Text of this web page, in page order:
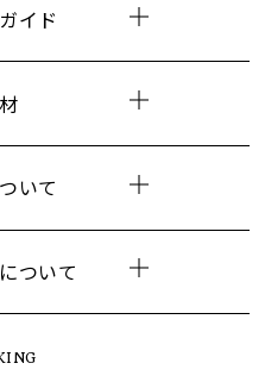
イド
いて
ついて